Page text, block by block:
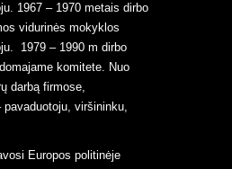
1967 – 1970 metais dirbo
vidurinės mokyklos
1979 – 1990 m dirbo
komitete. Nuo
darbą firmose,
viršininku,